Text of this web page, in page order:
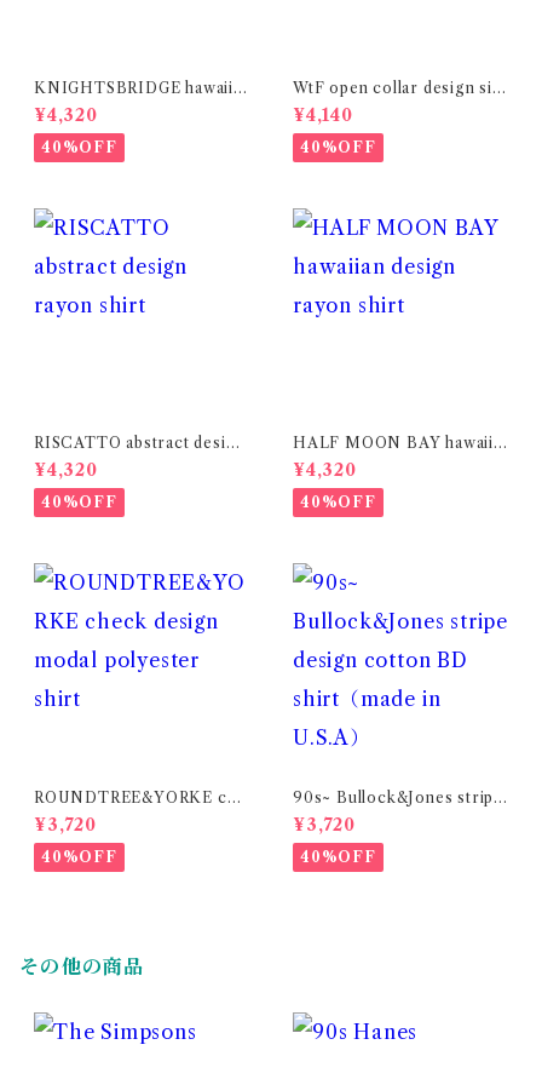
KNIGHTSBRIDGE hawaiia
n design rayon shirt
¥4,320
40%OFF
WtF open collar design silk
shirt
¥4,140
40%OFF
RISCATTO abstract design
rayon shirt
¥4,320
40%OFF
HALF MOON BAY hawaiia
n design rayon shirt
¥4,320
40%OFF
ROUNDTREE&YORKE che
ck design modal polyester
shirt
¥3,720
40%OFF
90s~ Bullock&Jones stripe
design cotton BD shirt（m
ade in U.S.A）
¥3,720
40%OFF
その他の商品